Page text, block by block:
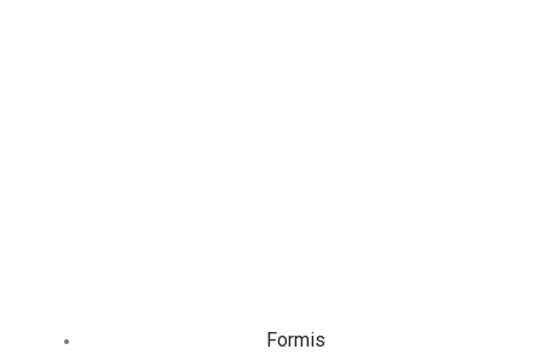
Formis